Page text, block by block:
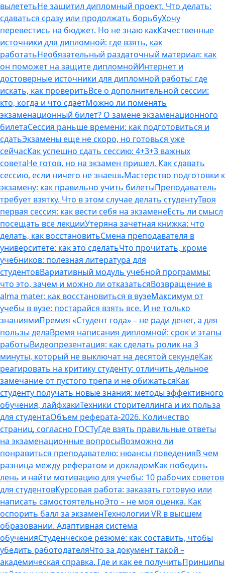
вылететьНе защитил дипломный проект. Что делать:
сдаваться сразу или продолжать борьбуХочу
перевестись на бюджет. Но не знаю какКачественные
источники для дипломной: где взять, как
работатьНеобязательный раздаточный материал: как
он поможет на защите дипломнойИнтернет и
достоверные источники для дипломной работы: где
искать, как проверитьВсе о дополнительной сессии:
кто, когда и что сдаетМожно ли поменять
экзаменационный билет? О замене экзаменационного
билетаСессия раньше времени: как подготовиться и
сдатьЭкзамены еще не скоро, но готовься уже
сейчасКак успешно сдать сессию: 4+3+3 важных
советаНе готов, но на экзамен пришел. Как сдавать
сессию, если ничего не знаешьМастерство подготовки к
экзамену: как правильно учить билетыПреподаватель
требует взятку. Что в этом случае делать студентуТвоя
первая сессия: как вести себя на экзаменеЕсть ли смысл
посещать все лекцииУтеряна зачетная книжка: что
делать, как восстановитьСмена преподавателя в
университете: как это сделатьЧто прочитать, кроме
учебников: полезная литература для
студентовВариативный модуль учебной программы:
что это, зачем и можно ли отказатьсяВозвращение в
alma mater: как восстановиться в вузеМаксимум от
учебы в вузе: постарайся взять все. И не только
знаниямиПремия «Студент года» – не ради денег, а для
пользы делаВремя написания дипломной: срок и этапы
работыВидеопрезентация: как сделать ролик на 3
минуты, который не выключат на десятой секундеКак
реагировать на критику студенту: отличить дельное
замечание от пустого трёпа и не обижатьсяКак
студенту получать новые знания: методы эффективного
обучения, лайфхакиТехники сторителлинга и их польза
для студентаОбъем реферата-2026. Количество
страниц, согласно ГОСТуГде взять правильные ответы
на экзаменационные вопросыВозможно ли
понравиться преподавателю: нюансы поведенияВ чем
разница между рефератом и докладомКак победить
лень и найти мотивацию для учебы: 10 рабочих советов
для студентовКурсовая работа: заказать готовую или
написать самостоятельноЭто – не моя оценка. Как
оспорить балл за экзаменТехнологии VR в высшем
образовании. Адаптивная система
обученияСтуденческое резюме: как составить, чтобы
убедить работодателяЧто за документ такой –
академическая справка. Где и как ее получитьПринципы